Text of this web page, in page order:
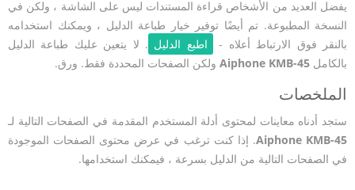
يفضل العديد من الأشخاص قراءة المستندات ليس على الشاشة ، ولكن في
النسخة المطبوعة. تم أيضًا توفير خيار طباعة الدليل ، ويمكنك استخدامه
بالنقر فوق الارتباط أعلاه -
اطبع الدليل . لا يتعين عليك طباعة الدليل
بالكامل Aiphone KMB-45 ولكن الصفحات المحددة فقط. ورق.
الملخصات
ستجد أدناه معاينات لمحتوى أدلة المستخدم المقدمة في الصفحات التالية لـ
Aiphone KMB-45. إذا كنت ترغب في عرض محتوى الصفحات الموجودة
في الصفحات التالية من الدليل بسرعة ، فيمكنك استخدامها.